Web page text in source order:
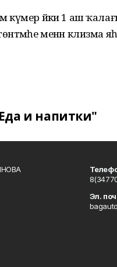
күмер йәки 1 аш
менән клизма
и напитки"
Эл.